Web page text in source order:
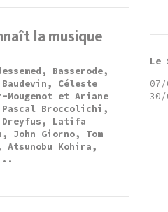
la musique
Basserode,
Céleste
Mougenot et Ariane
Broccolichi,
Dreyfus, Latifa
John Giorno, Tom
Atsunobu Kohira,
Le
07/
30/